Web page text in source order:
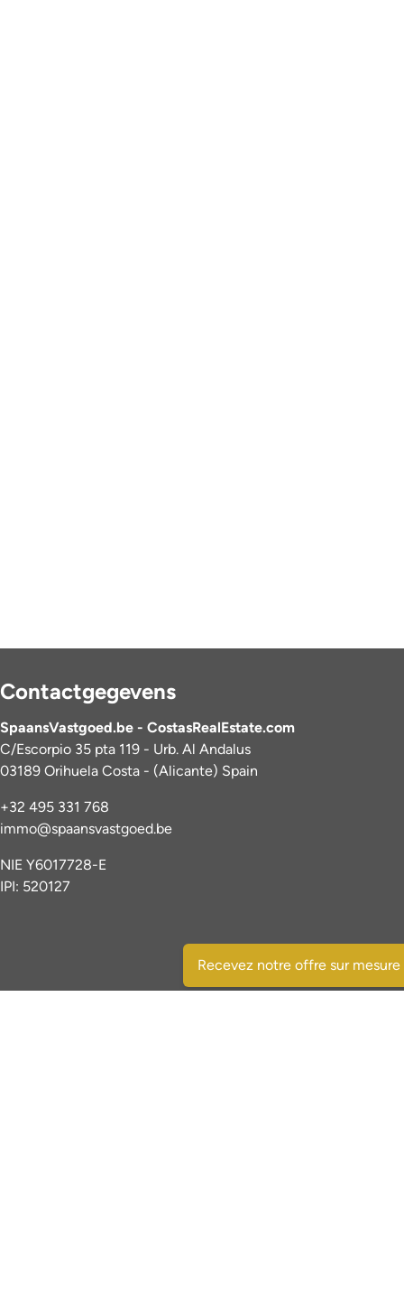
Contactgegevens
SpaansVastgoed.be - CostasRealEstate.com
C/Escorpio 35 pta 119 - Urb. Al Andalus
03189 Orihuela Costa - (Alicante) Spain
+32 495 331 768
immo@spaansvastgoed.be
NIE Y6017728-E
IPI: 520127
Recevez notre offre sur mesure